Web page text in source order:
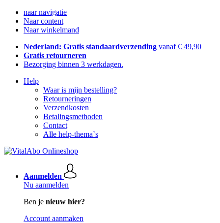
naar navigatie
Naar content
Naar winkelmand
Nederland: Gratis standaardverzending vanaf € 49,90
Gratis retourneren
Bezorging binnen 3 werkdagen.
Help
Waar is mijn bestelling?
Retourneringen
Verzendkosten
Betalingsmethoden
Contact
Alle help-thema`s
Aanmelden
Nu aanmelden
Ben je nieuw hier?
Account aanmaken